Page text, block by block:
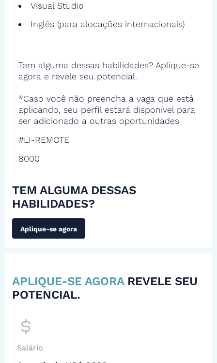
Visual Studio
Inglês (para alocações internacionais)
Tem alguma dessas habilidades? Aplique-se
agora e revele seu potencial.
*Caso você não preencha a vaga que está
aplicando, seu perfil estará disponível para
ser adicionado a outras oportunidades
#LI-REMOTE
8000
TEM ALGUMA DESSAS
HABILIDADES?
Aplique-se agora
APLIQUE-SE AGORA REVELE SEU
POTENCIAL.
Salário